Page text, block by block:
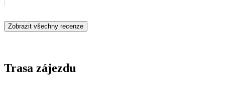
Zobrazit všechny recenze
Trasa zájezdu